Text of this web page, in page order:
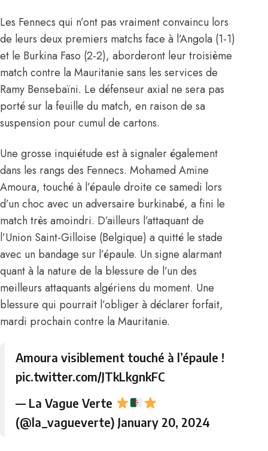
Les Fennecs qui n’ont pas vraiment convaincu lors
de leurs deux premiers matchs face à l’Angola (1-1)
et le Burkina Faso (2-2), aborderont leur troisième
match contre la Mauritanie sans les services de
Ramy Bensebaïni. Le défenseur axial ne sera pas
porté sur la feuille du match, en raison de sa
suspension pour cumul de cartons.
Une grosse inquiétude est à signaler également
dans les rangs des Fennecs. Mohamed Amine
Amoura, touché à l’épaule droite ce samedi lors
d’un choc avec un adversaire burkinabé, a fini le
match très amoindri. D’ailleurs l’attaquant de
l’Union Saint-Gilloise (Belgique) a quitté le stade
avec un bandage sur l’épaule. Un signe alarmant
quant à la nature de la blessure de l’un des
meilleurs attaquants algériens du moment. Une
blessure qui pourrait l’obliger à déclarer forfait,
mardi prochain contre la Mauritanie.
Amoura visiblement touché à l’épaule !
pic.twitter.com/JTkLkgnkFC
— La Vague Verte
(@la_vagueverte) January 20, 2024